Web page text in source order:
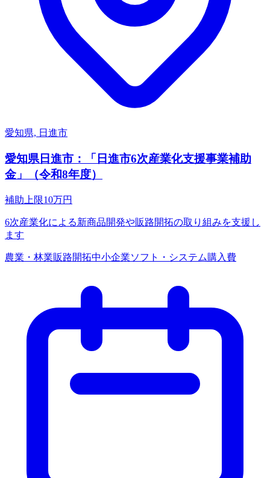
愛知県, 日進市
愛知県日進市：「日進市6次産業化支援事業補助
金」（令和8年度）
補助上限10万円
6次産業化による新商品開発や販路開拓の取り組みを支援し
ます
農業・林業販路開拓中小企業ソフト・システム購入費